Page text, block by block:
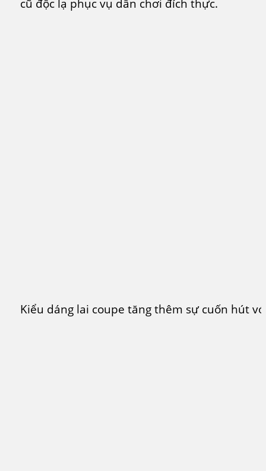
Kiểu dáng lai coupe tăng thêm sự cuốn hút